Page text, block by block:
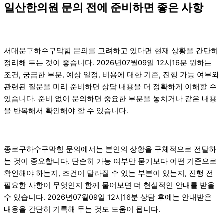
일산한의원 문의 전에 준비하면 좋은 사항
서대문구하수구막힘 문의를 고려하고 있다면 현재 상황을 간단히
정리해 두는 것이 좋습니다. 2026년07월09일 12시16분 원하는
조건, 궁금한 부분, 예상 일정, 비용에 대한 기준, 진행 가능 여부와
관련된 질문을 미리 준비하면 상담 내용을 더 정확하게 이해할 수
있습니다. 준비 없이 문의하면 중요한 부분을 놓치거나 같은 내용
을 반복해서 확인해야 할 수 있습니다.
종로구하수구막힘 문의에서는 본인의 상황을 구체적으로 전달하
는 것이 중요합니다. 단순히 가능 여부만 묻기보다 어떤 기준으로
확인해야 하는지, 조건이 달라질 수 있는 부분이 있는지, 진행 전
필요한 사항이 무엇인지 함께 물어보면 더 현실적인 안내를 받을
수 있습니다. 2026년07월09일 12시16분 상담 후에는 안내받은
내용을 간단히 기록해 두는 것도 도움이 됩니다.